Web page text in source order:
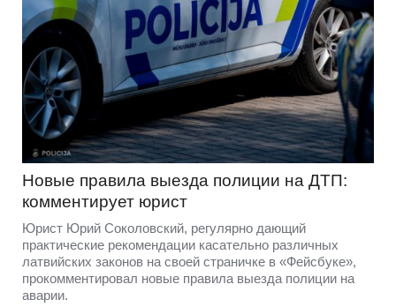
Новые правила выезда полиции на ДТП:
комментирует юрист
Юрист Юрий Соколовский, регулярно дающий
практические рекомендации касательно различных
латвийских законов на своей страничке в «Фейсбуке»,
прокомментировал новые правила выезда полиции на
аварии.